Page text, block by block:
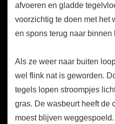
afvoeren en gladde
voorzichtig te doen met het
en spons terug naar
Als ze weer naar buiten
wel flink nat is geworden.
tegels lopen stroompjes
gras. De wasbeurt heeft de
moest blijven